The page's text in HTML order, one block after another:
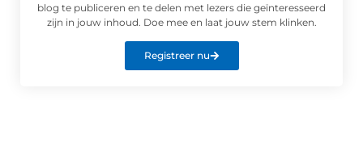
blog te publiceren en te delen met lezers die geïnteresseerd
zijn in jouw inhoud. Doe mee en laat jouw stem klinken.
Registreer nu